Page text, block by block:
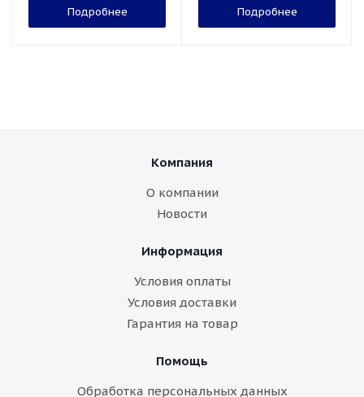
Подробнее Подробнее
Компания
О компании
Новости
Информация
Условия оплаты
Условия доставки
Гарантия на товар
Помощь
Обработка персональных данных